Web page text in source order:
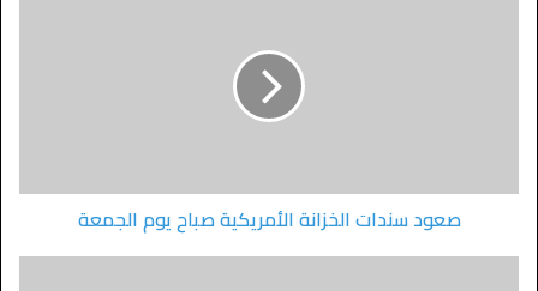
صعود سندات الخزانة الأمريكية صباح يوم الجمعة